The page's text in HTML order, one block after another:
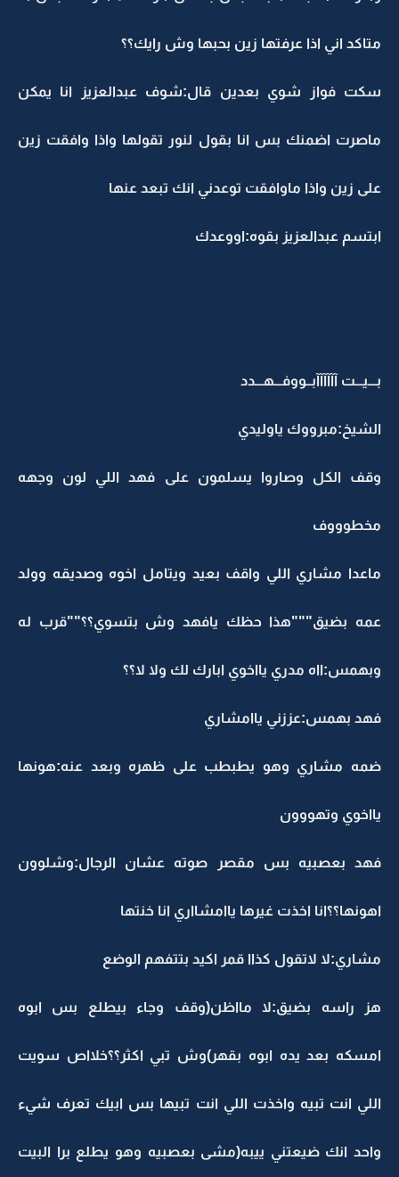
متاكد اني اذا عرفتها زين بحبها وش رايك؟؟
سكت فواز شوي بعدين قال:شوف عبدالعزيز انا يمكن
ماصرت اضمنك بس انا بقول لنور تقولها واذا وافقت زين
على زين واذا ماوافقت توعدني انك تبعد عنها
ابتسم عبدالعزيز بقوه:اووعدك
بـــيـــت آآآآآآبــووفـــهـــدد
الشيخ:مبرووك ياوليدي
وقف الكل وصاروا يسلمون على فهد اللي لون وجهه
مخطوووف
ماعدا مشاري اللي واقف بعيد ويتامل اخوه وصديقه وولد
عمه بضيق"""هذا حظك يافهد وش بتسوي؟؟""قرب له
وبهمس:ااه مدري يااخوي ابارك لك ولا لا؟؟
فهد بهمس:عززني ياامشاري
ضمه مشاري وهو يطبطب على ظهره وبعد عنه:هونها
يااخوي وتهووون
فهد بعصبيه بس مقصر صوته عشان الرجال:وشلوون
اهونها؟؟انا اخذت غيرها ياامشااري انا خنتها
مشاري:لا لاتقول كذاا قمر اكيد بتتفهم الوضع
هز راسه بضيق:لا مااظن(وقف وجاء بيطلع بس ابوه
امسكه بعد يده ابوه بقهر)وش تبي اكثر؟؟خلااص سويت
اللي انت تبيه واخذت اللي انت تبيها بس ابيك تعرف شيء
واحد انك ضيعتني ييبه(مشى بعصبيه وهو يطلع برا البيت